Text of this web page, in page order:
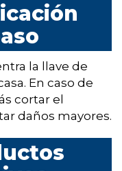
la llave de
En caso de
cortar el
daños mayores.